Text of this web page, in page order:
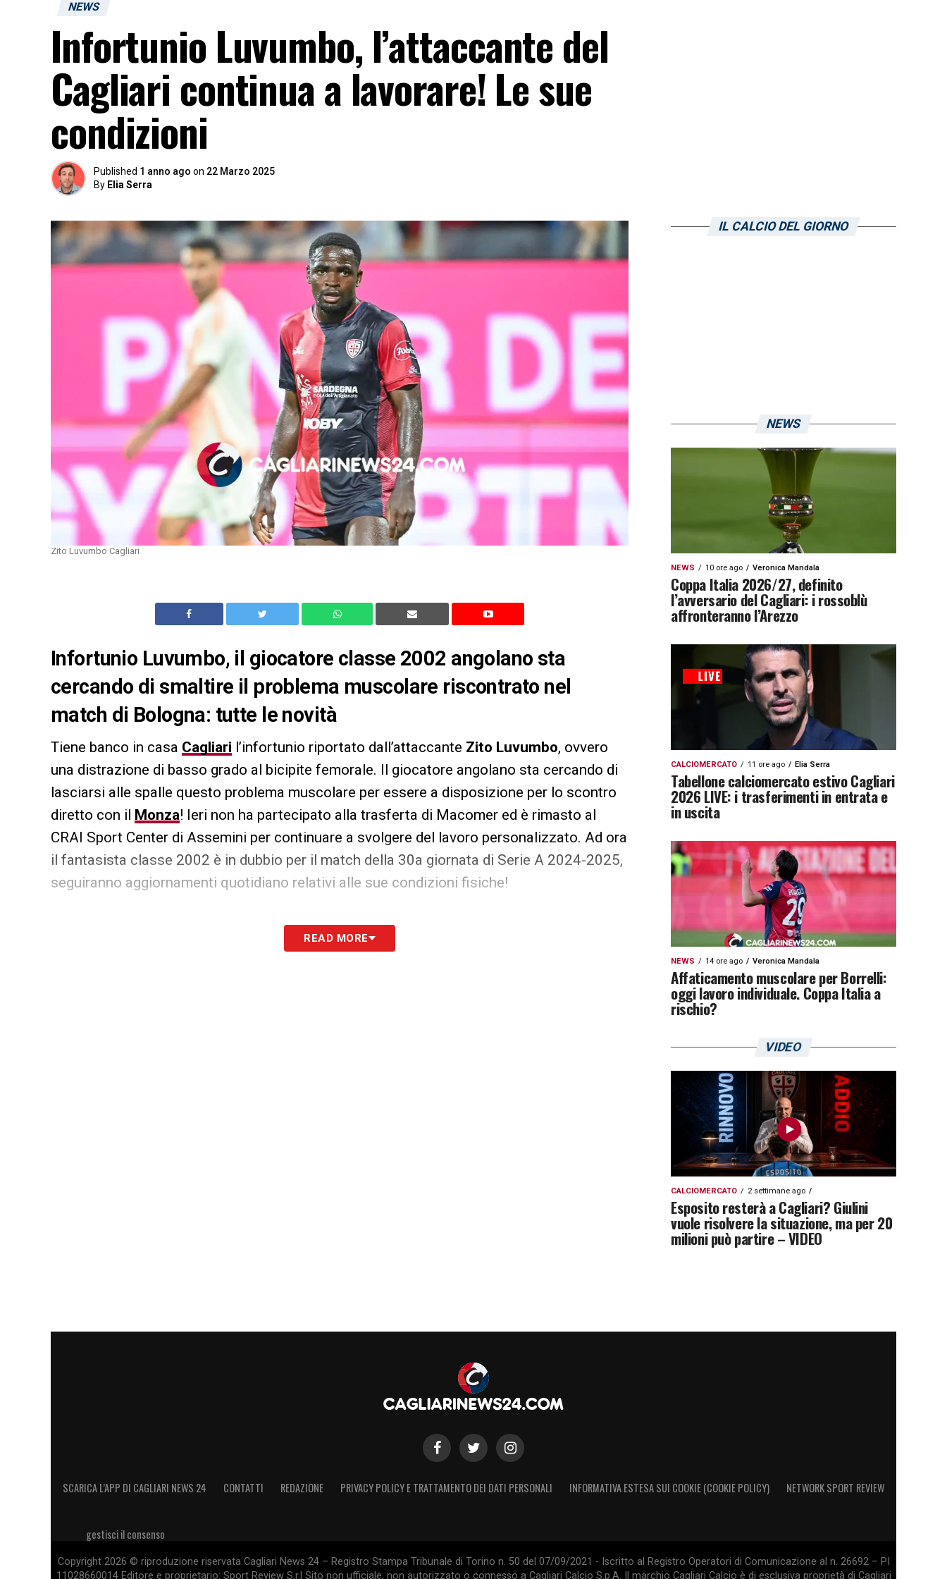
NEWS
Infortunio Luvumbo, l’attaccante del
Cagliari continua a lavorare! Le sue
condizioni
Published 1 anno ago on 22 Marzo 2025
By Elia Serra
Zito Luvumbo Cagliari
Infortunio Luvumbo, il giocatore classe 2002 angolano sta
cercando di smaltire il problema muscolare riscontrato nel
match di Bologna: tutte le novità
Tiene banco in casa Cagliari l’infortunio riportato dall’attaccante Zito Luvumbo, ovvero
una distrazione di basso grado al bicipite femorale. Il giocatore angolano sta cercando di
lasciarsi alle spalle questo problema muscolare per essere a disposizione per lo scontro
diretto con il Monza! Ieri non ha partecipato alla trasferta di Macomer ed è rimasto al
CRAI Sport Center di Assemini per continuare a svolgere del lavoro personalizzato. Ad ora
il fantasista classe 2002 è in dubbio per il match della 30a giornata di Serie A 2024-2025,
seguiranno aggiornamenti quotidiano relativi alle sue condizioni fisiche!
LA PLAYLIST DELLE NOSTRE TOP NEWS
READ MORE
IL CALCIO DEL GIORNO
NEWS
NEWS 10 ore ago Veronica Mandala
Coppa Italia 2026/27, definito
l’avversario del Cagliari: i rossoblù
affronteranno l’Arezzo
CALCIOMERCATO 11 ore ago Elia Serra
Tabellone calciomercato estivo Cagliari
2026 LIVE: i trasferimenti in entrata e
in uscita
NEWS 14 ore ago Veronica Mandala
Affaticamento muscolare per Borrelli:
oggi lavoro individuale. Coppa Italia a
rischio?
VIDEO
CALCIOMERCATO 2 settimane ago
Esposito resterà a Cagliari? Giulini
vuole risolvere la situazione, ma per 20
milioni può partire – VIDEO
SCARICA L’APP DI CAGLIARI NEWS 24 CONTATTI REDAZIONE PRIVACY POLICY E TRATTAMENTO DEI DATI PERSONALI INFORMATIVA ESTESA SUI COOKIE (COOKIE POLICY) NETWORK SPORT REVIEW
gestisci il consenso
Copyright 2026 © riproduzione riservata Cagliari News 24 – Registro Stampa Tribunale di Torino n. 50 del 07/09/2021 - Iscritto al Registro Operatori di Comunicazione al n. 26692 – PI
11028660014 Editore e proprietario: Sport Review S.r.l Sito non ufficiale, non autorizzato o connesso a Cagliari Calcio S.p.A. Il marchio Cagliari Calcio è di esclusiva proprietà di Cagliari